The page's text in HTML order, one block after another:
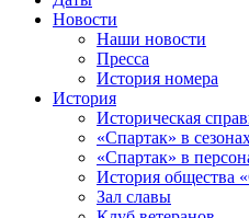
Новости
Наши новости
Пресса
История номера
История
Историческая
«Спартак» в
«Спартак» в
История общества
Зал славы